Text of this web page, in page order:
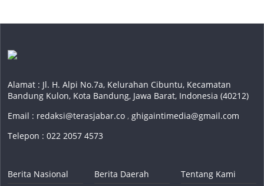
Alamat : Jl. H. Alpi No.7a, Kelurahan Cibuntu, Kecamatan
Bandung Kulon, Kota Bandung, Jawa Barat, Indonesia (40212)
Email : redaksi@terasjabar.co ,ghigaintimedia@gmail.com
Telepon : 022 2057 4573
Berita Nasional
Berita Daerah
Tentang Kami